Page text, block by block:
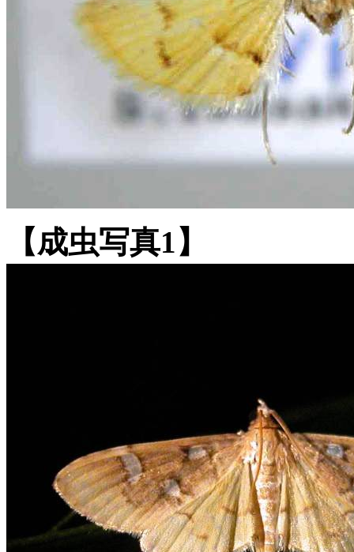
【成虫写真1】